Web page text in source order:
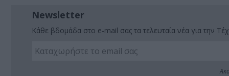
Newsletter
Κάθε βδομάδα στο e-mail σας τα τελευταία νέα για την